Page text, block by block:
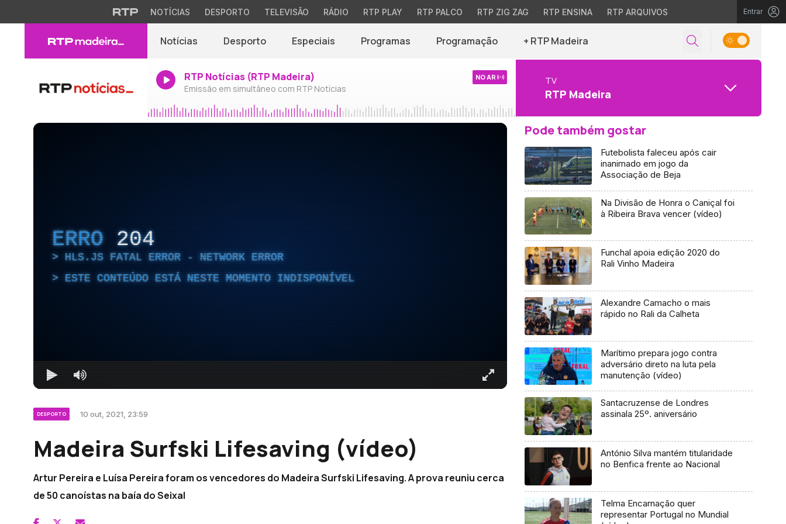
NOTÍCIAS DESPORTO TELEVISÃO RÁDIO RTP PLAY RTP PALCO RTP ZIG ZAG RTP ENSINA RTP ARQUIVOS Entrar
Notícias Desporto Especiais Programas Programação + RTP Madeira
RTP Notícias (RTP Madeira)
Emissão em simultâneo com RTP Notícias
NO AR TV
RTP Madeira
ERRO 204
HLS.JS FATAL ERROR - NETWORK ERROR
ESTE CONTEÚDO ESTÁ NESTE MOMENTO INDISPONÍVEL
DESPORTO 10 out, 2021, 23:59
Madeira Surfski Lifesaving (vídeo)
Artur Pereira e Luísa Pereira foram os vencedores do Madeira Surfski Lifesaving. A prova reuniu cerca
de 50 canoístas na baía do Seixal
Pode também gostar
Futebolista faleceu após cair
inanimado em jogo da
Associação de Beja
Na Divisão de Honra o Caniçal foi
à Ribeira Brava vencer (vídeo)
Funchal apoia edição 2020 do
Rali Vinho Madeira
Alexandre Camacho o mais
rápido no Rali da Calheta
Marítimo prepara jogo contra
adversário direto na luta pela
manutenção (vídeo)
Santacruzense de Londres
assinala 25º. aniversário
António Silva mantém titularidade
no Benfica frente ao Nacional
Telma Encarnação quer
representar Portugal no Mundial